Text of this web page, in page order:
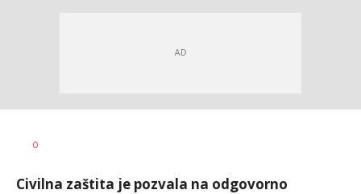
AUTOR
0
Civilna zaštita je pozvala na odgovorno